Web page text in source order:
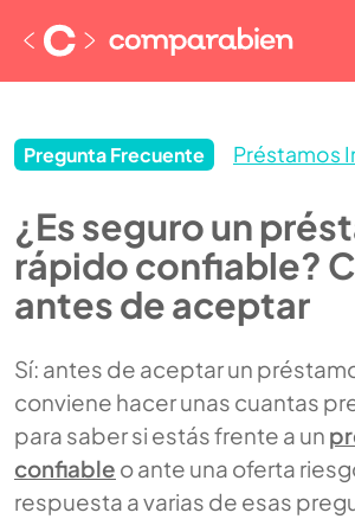
Pregunta Frecuente Préstamos
¿Es seguro un
rápido confiable?
antes de aceptar
Sí: antes de aceptar un
conviene hacer unas cuantas
para saber si estás frente a un
confiable o ante una oferta
respuesta a varias de esas